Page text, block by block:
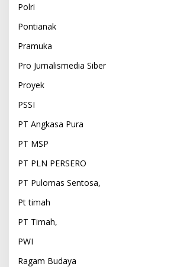
Polri
Pontianak
Pramuka
Pro Jurnalismedia Siber
Proyek
PSSI
PT Angkasa Pura
PT MSP
PT PLN PERSERO
PT Pulomas Sentosa,
Pt timah
PT Timah,
PWI
Ragam Budaya